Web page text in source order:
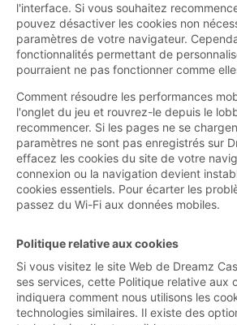
l'interface. Si vous souhaitez
pouvez désactiver les cookies non
paramètres de votre navigateur.
fonctionnalités permettant de
pourraient ne pas fonctionner comme
Comment résoudre les performances
l'onglet du jeu et rouvrez-le depuis le
recommencer. Si les pages ne se
paramètres ne sont pas enregistrés sur
effacez les cookies du site de votre
connexion ou la navigation devient
cookies essentiels. Pour écarter les
passez du Wi-Fi aux données mobiles.
Politique relative aux cookies
Si vous visitez le site Web de Dreamz
ses services, cette Politique relative aux
indiquera comment nous utilisons les
technologies similaires. Il existe des